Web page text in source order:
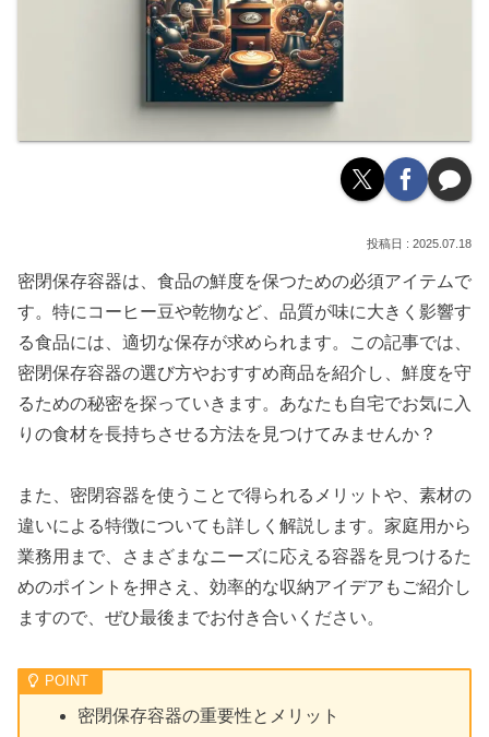
2025.07.18
密閉保存容器は、食品の鮮度を保つための必須アイテムで
す。特にコーヒー豆や乾物など、品質が味に大きく影響す
る食品には、適切な保存が求められます。この記事では、
密閉保存容器の選び方やおすすめ商品を紹介し、鮮度を守
るための秘密を探っていきます。あなたも自宅でお気に入
りの食材を長持ちさせる方法を見つけてみませんか？
また、密閉容器を使うことで得られるメリットや、素材の
違いによる特徴についても詳しく解説します。家庭用から
業務用まで、さまざまなニーズに応える容器を見つけるた
めのポイントを押さえ、効率的な収納アイデアもご紹介し
ますので、ぜひ最後までお付き合いください。
密閉保存容器の重要性とメリット